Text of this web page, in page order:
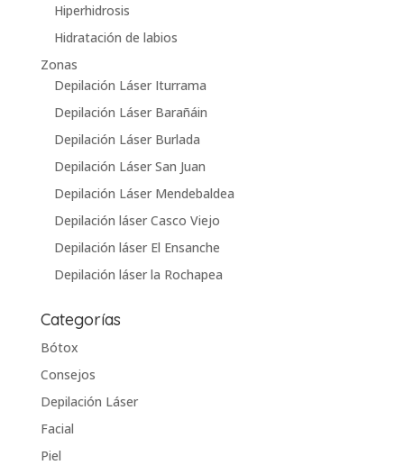
Hiperhidrosis
Hidratación de labios
Zonas
Depilación Láser Iturrama
Depilación Láser Barañáin
Depilación Láser Burlada
Depilación Láser San Juan
Depilación Láser Mendebaldea
Depilación láser Casco Viejo
Depilación láser El Ensanche
Depilación láser la Rochapea
Categorías
Bótox
Consejos
Depilación Láser
Facial
Piel